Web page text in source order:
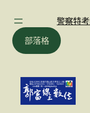
警察特
部落格